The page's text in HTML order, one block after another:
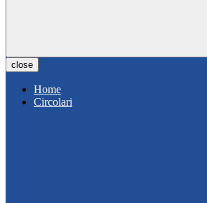
close
Home
Circolari